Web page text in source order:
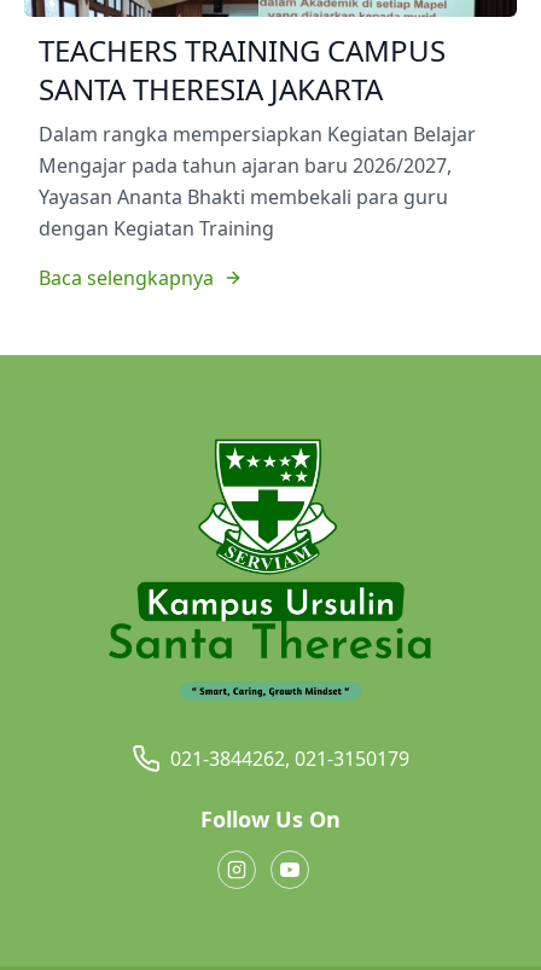
TEACHERS TRAINING CAMPUS
SANTA THERESIA JAKARTA
Dalam rangka mempersiapkan Kegiatan Belajar
Mengajar pada tahun ajaran baru 2026/2027,
Yayasan Ananta Bhakti membekali para guru
dengan Kegiatan Training
Baca selengkapnya
021-3844262, 021-3150179
Follow Us On